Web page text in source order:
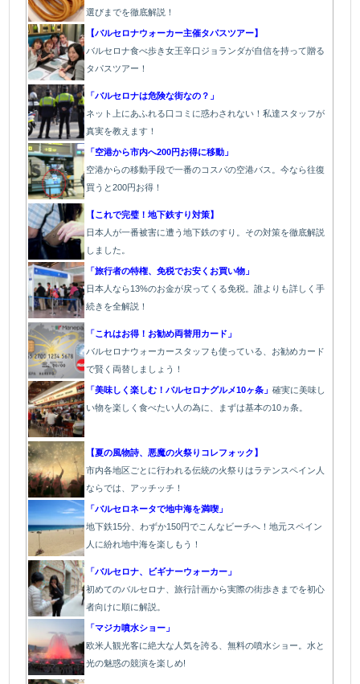
選びまでを徹底解説！
【バルセロナウォーカー主催タパスツアー】
バルセロナ食べ歩き女王辛口ジョランダが自信を持って贈る
タパスツアー！
「バルセロナは危険な街なの？」
ネット上にあふれる口コミに惑わされない！私達スタッフが
真実を教えます！
「空港から市内へ200円お得に移動」
空港からの移動手段で一番のコスパの空港バス。今なら往復
買うと200円お得！
【これで完璧！地下鉄すり対策】
日本人が一番被害に遭う地下鉄のすり。その対策を徹底解説
しました。
「旅行者の特権、免税でお安くお買い物」
日本人なら13%のお金が戻ってくる免税。誰よりも詳しく手
続きを全解説！
「これはお得！お勧め両替用カード」
バルセロナウォーカースタッフも使っている、お勧めカード
で賢く両替しましょう！
「美味しく楽しむ！バルセロナグルメ10ヶ条」確実に美味し
い物を楽しく食べたい人の為に、まずは基本の10ヵ条。
【夏の風物詩、悪魔の火祭りコレフォック】
市内各地区ごとに行われる伝統の火祭りはラテンスペイン人
ならでは、アッチッチ！
「バルセロネータで地中海を満喫」
地下鉄15分、わずか150円でこんなビーチへ！地元スペイン
人に紛れ地中海を楽しもう！
「バルセロナ、ビギナーウォーカー」
初めてのバルセロナ、旅行計画から実際の街歩きまでを初心
者向けに順に解説。
「マジカ噴水ショー」
欧米人観光客に絶大な人気を誇る、無料の噴水ショー。水と
光の魅惑の競演を楽しめ!